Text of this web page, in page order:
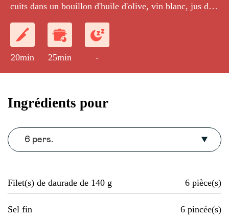
cuits dans un bouillon d'huile d'olive, vin blanc, jus de
vinaigrette aux agrumes.
20min 25min -
Ingrédients pour
6 pers.
Filet(s) de daurade de 140 g 6 pièce(s)
Sel fin 6 pincée(s)